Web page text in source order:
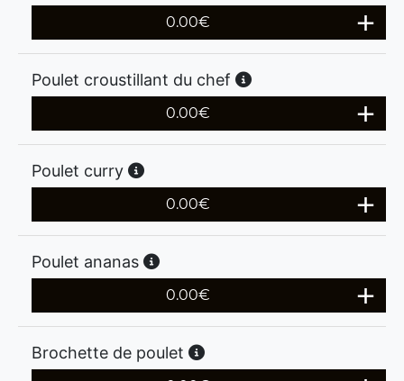
0.00€
Poulet croustillant du chef
0.00€
Poulet curry
0.00€
Poulet ananas
0.00€
Brochette de poulet